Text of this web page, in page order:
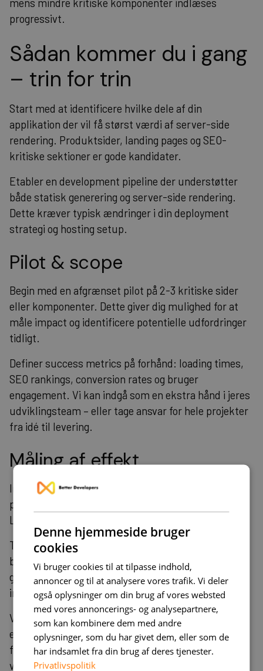
mens mindre kritiske komponenter indlæses
progressivt.
Sådan kommer du i gang
– trin for trin
Start med at identificere hvilke dele af din
applikation der vil få størst værdi af server-side
rendering. Produktsider, landing pages og SEO-
kritiske sektioner er gode kandidater.
Etabler en development pipeline der understøtter
både statisk generering og server-side rendering.
Dette kræver typisk ændringer i din deployment
strategi og hosting setup.
Pilot & scope
Begin med en afgrænset pilot på 2-3 kritiske sider
eller komponenter. Dette giver dig mulighed for at
måle impact og identificere potentielle udfordringer
tidligt.
Definer success metrics på forhånd: loading times,
SEO rankings, conversion rates og bruger
engagement. Vi kan indgå som en ekstra hånd i jeres
udviklingsteam – eller tage ansvar for hele projekter
fra idé til levering.
Måling af effekt
Implementer monitoring af Core Web Vitals og andre
performance metrics. Google PageSpeed Insights og
Lighthouse giver konkrete målinger af forbedringer.
Track business metrics som conversion rates og
bounce rates før og efter implementering. Dette
giver dig konkret ROI-data til at retfærdiggøre
investeringen.
Vores prioritering er at hjælpe dig netop dér, hvor du
er. Du vil derfor opleve, at alle vores udviklere har
fuld plade iteknologier, så de kan give dig mest
værdi.
Denne hjemmeside bruger
cookies
Vi bruger cookies til at tilpasse indhold,
annoncer og til at analysere vores trafik. Vi deler
også oplysninger om din brug af vores websted
med vores annoncerings- og analysepartnere,
som kan kombinere dem med andre
oplysninger, som du har givet dem, eller som de
har indsamlet fra din brug af deres tjenester.
Privatlivspolitik